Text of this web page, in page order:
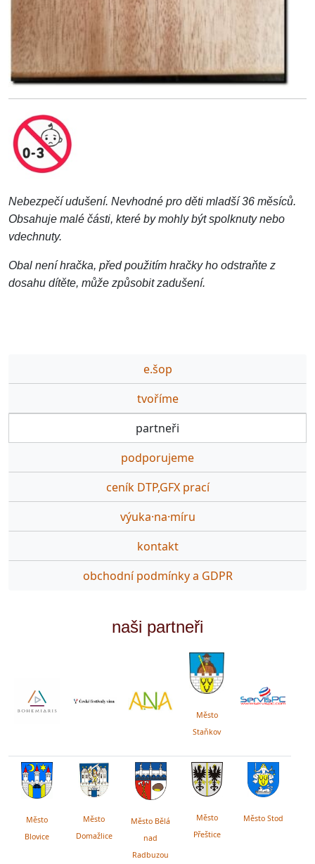
Nebezpečí udušení. Nevhodné pro děti mladší 36 měsíců.
Obsahuje malé části, které by mohly být spolknuty nebo
vdechnuty.
Obal není hračka, před použitím hračky ho odstraňte z
dosahu dítěte, může způsobit zadušení.
e.šop
tvoříme
partneři
podporujeme
ceník DTP,GFX prací
výuka·na·míru
kontakt
obchodní podmínky a GDPR
naši partneři
Město
Staňkov
Město
Blovice
Město
Domažlice
Město Bělá
nad
Radbuzou
Město
Přeštice
Město Stod